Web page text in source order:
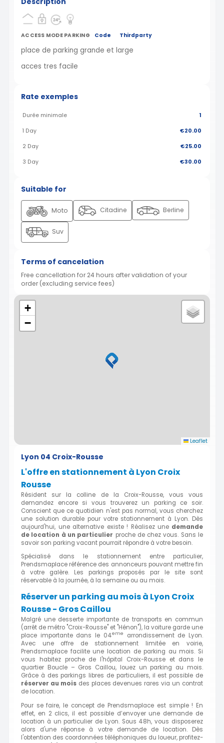
ACCESS MODE PARKING Code Thirdparty
place de parking grande et large
acces tres facile
Rate exemples
Durée minimale 1
1 Day €20.00
2 Day €25.00
3 Day €30.00
Suitable for
Moto Citadine Berline
Suv
Terms of cancelation
Free cancellation for 24 hours after validation of your
order (excluding service fees)
+
−
Leaflet
Lyon 04 Croix-Rousse
L'offre en stationnement à Lyon Croix
Rousse
Résident sur la colline de la Croix-Rousse, vous vous
demandez encore si vous trouverez un parking ce soir.
Conscient que ce quotidien n'est pas normal, vous cherchez
une solution durable pour votre stationnement à Lyon. Dès
aujourd'hui, une alternative existe ! Réalisez une demande
de location à un particulier proche de chez vous. Sans le
savoir son parking vacant pourrait répondre à votre besoin.
Spécialisé dans le stationnement entre particulier,
Prendsmaplace référence des annonceurs pouvant mettre fin
à votre galère. Les parkings proposés par le site sont
réservable à la journée, à la semaine ou au mois.
Réserver un parking au mois à Lyon Croix
Rousse - Gros Caillou
Malgré une desserte importante de transports en commun
(arrêt de métro "Croix-Rousse" et "Hénon"), la voiture garde une
place importante dans le 04eme
arrondissement de Lyon.
Avec une offre de stationnement limitée en voirie,
Prendsmaplace facilite une location de parking au mois. Si
vous habitez proche de l'hôpital Croix-Rousse et dans le
quartier Boucle – Gros Caillou, louez un parking au mois.
Grâce à des parkings libres de particuliers, il est possible de
réserver au moisdes places devenues rares via un contrat
de location.
Pour se faire, le concept de Prendsmaplace est simple ! En
effet, en 2 clics, il est possible d’envoyer une demande de
location à un particulier de Lyon. Sous 48h, vous disposerez
alors d'une réponse à votre demande de location. Dès
l'obtention des coordonnées téléphoniques du loueur, profitez-